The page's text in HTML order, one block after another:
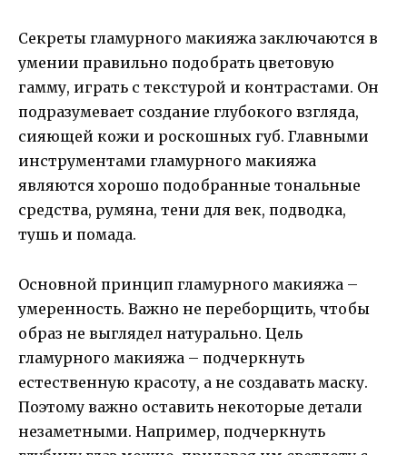
Секреты гламурного макияжа заключаются в
умении правильно подобрать цветовую
гамму, играть с текстурой и контрастами. Он
подразумевает создание глубокого взгляда,
сияющей кожи и роскошных губ. Главными
инструментами гламурного макияжа
являются хорошо подобранные тональные
средства, румяна, тени для век, подводка,
тушь и помада.
Основной принцип гламурного макияжа –
умеренность. Важно не переборщить, чтобы
образ не выглядел натурально. Цель
гламурного макияжа – подчеркнуть
естественную красоту, а не создавать маску.
Поэтому важно оставить некоторые детали
незаметными. Например, подчеркнуть